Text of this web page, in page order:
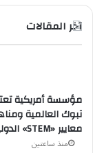
آخر المقالات
مؤسسة أمريكية
تبوك العالمية
معايير «STEM» الدولية
منذ ساعتين